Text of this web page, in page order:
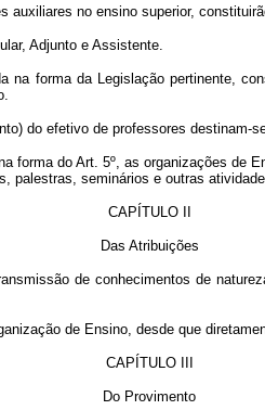
no ensino superior,
Adjunto e Assistente.
forma da Legislação pertinente,
do efetivo de professores
forma do Art. 5º, as organizações
palestras, seminários e outras
CAPÍTULO II
Das Atribuições
de conhecimentos de
de Ensino, desde que
CAPÍTULO III
Do Provimento